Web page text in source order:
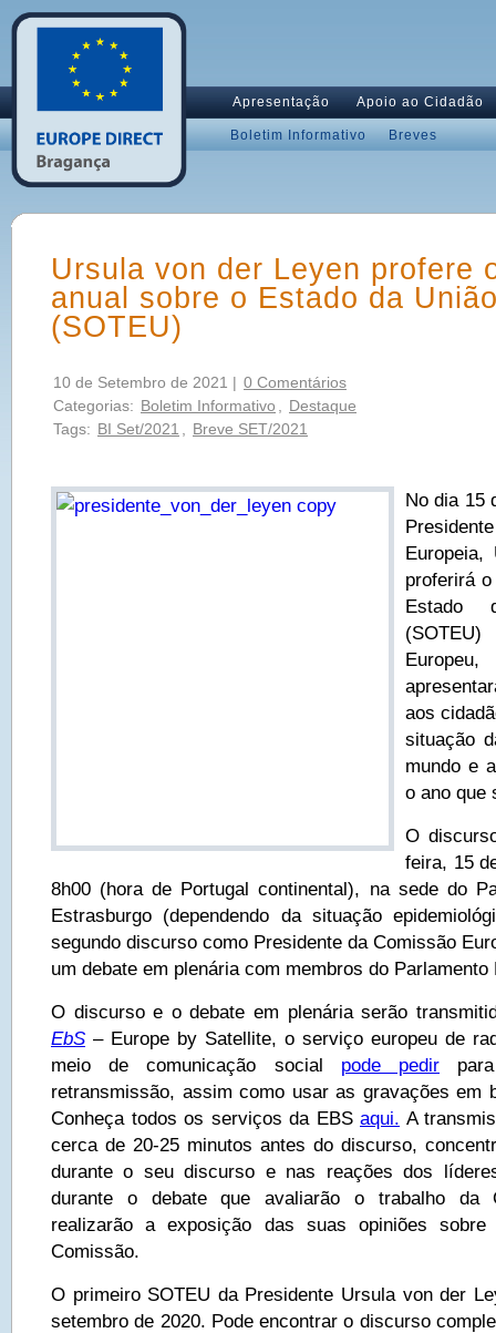
Apresentação Apoio ao Cidadão
Boletim Informativo Breves
Ursula von der Leyen profere
anual sobre o Estado da
(SOTEU)
10 de Setembro de 2021 | 0 Comentários
Categorias: Boletim Informativo
Destaque
Tags: BI Set/2021 Breve SET/2021
No dia 15
Europeia,
proferirá
Estado
(SOTEU)
aos
situação
mundo e
o ano que
O
feira, 15
8h00 (hora de Portugal continental), na sede do
Estrasburgo (dependendo da situação
segundo discurso como Presidente da Comissão
um debate em plenária com membros do Parlamento
O discurso e o debate em plenária serão
EbS – Europe by Satellite, o serviço europeu de
meio de comunicação social pode pedir
retransmissão, assim como usar as gravações em
Conheça todos os serviços da EBS aqui. A
cerca de 20-25 minutos antes do discurso,
durante o seu discurso e nas reações dos
durante o debate que avaliarão o trabalho da
realizarão a exposição das suas opiniões
Comissão.
O primeiro SOTEU da Presidente Ursula von der
setembro de 2020. Pode encontrar o discurso